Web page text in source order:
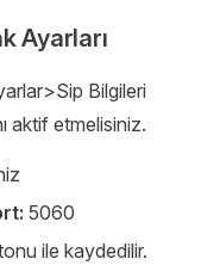
Ayarları
Bilgileri
aktif etmelisiniz.
5060
ile kaydedilir.